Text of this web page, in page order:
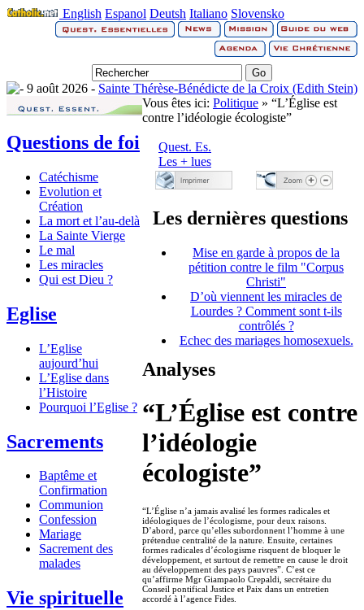
English Espanol Deutsh Italiano Slovensko
9 août 2026 - Sainte Thérèse-Bénédicte de la Croix (Edith Stein)
Questions de foi
Catéchisme
Evolution et
Création
La mort et l’au-delà
La Sainte Vierge
Le mal
Les miracles
Qui est Dieu ?
Eglise
L’Eglise
aujourd’hui
L’Eglise dans
l’Histoire
Pourquoi l’Eglise ?
Sacrements
Baptême et
Confirmation
Communion
Confession
Mariage
Sacrement des
malades
Vie spirituelle
Vous êtes ici: Politique » “L’Église est
contre l’idéologie écologiste”
Quest. Es.
Les + lues
Les dernières questions
Mise en garde à propos de la
pétition contre le film "Corpus
Christi"
D’où viennent les miracles de
Lourdes ? Comment sont t-ils
contrôlés ?
Echec des mariages homosexuels.
Analyses
“L’Église est contre
l’idéologie
écologiste”
“L’Église n’a jamais avalisé les formes radicales et
idéologiques de l’écologisme, pour deux raisons.
D’abord, parce qu’elles subordonnent l’homme à une
prétendue centralité de la nature. Ensuite, certaines
formes radicales d’écologisme risquent de bloquer le
développement, et surtout de remettre en cause le droit
au développement des pays pauvres”. C’est ce
qu’affirme Mgr Giampaolo Crepaldi, secrétaire du
Conseil pontifical Justice et Paix dans un entretien
accordé à l’agence Fides.